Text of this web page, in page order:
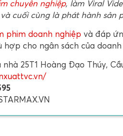
chuyên nghiệp, làm Viral
cuối cùng là phát hành sản
phim doanh nghiệp và đáp
hợp cho ngân sách của doanh
nhà 25T1 Hoàng Đạo Thúy,